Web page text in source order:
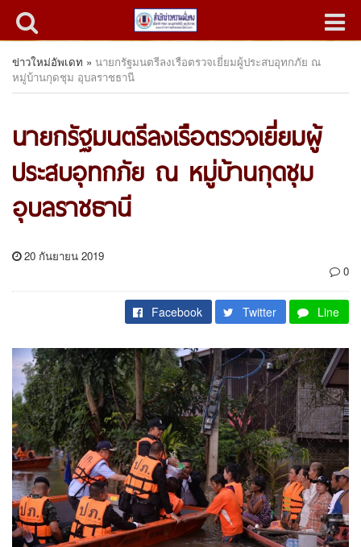
ข่าวใหม่อัพเดท » นายกรัฐมนตรีลงเรือตรวจเยี่ยมผู้ประสบอุทกภัย ณ
หมู่บ้านกุดชุม อุบลราชธานี
นายกรัฐมนตรีลงเรือตรวจเยี่ยมผู้
ประสบอุทกภัย ณ หมู่บ้านกุดชุม
อุบลราชธานี
20 กันยายน 2019
0
Facebook Twitter Line